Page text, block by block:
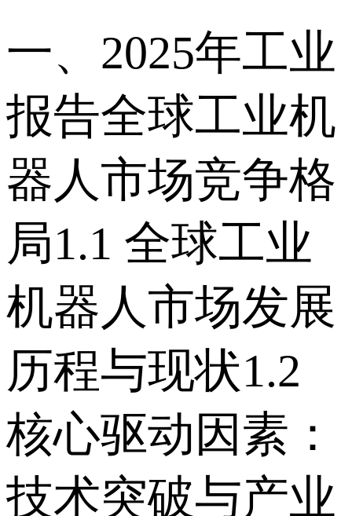
一、2025年工业
报告全球工业机
器人市场竞争格
局 1.1 全球工业
机器人市场发展
历程与现状 1.2
核心驱动因素：
技术突破与产业